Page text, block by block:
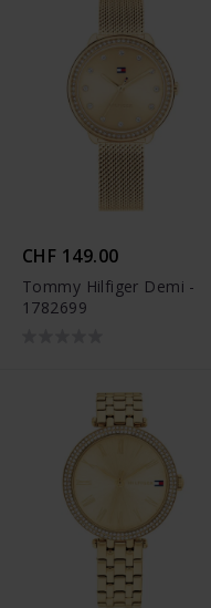
CHF 149.00
Tommy Hilfiger Demi -
1782699